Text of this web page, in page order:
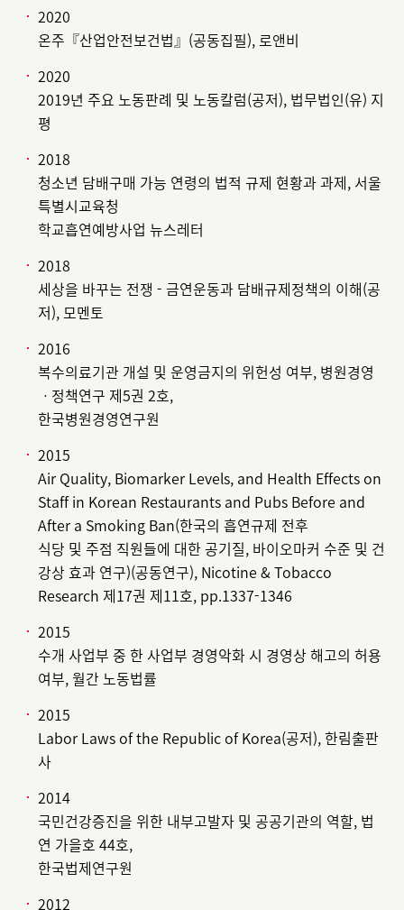
2020
온주『산업안전보건법』(공동집필), 로앤비
2020
2019년 주요 노동판례 및 노동칼럼(공저), 법무법인(유) 지
평
2018
청소년 담배구매 가능 연령의 법적 규제 현황과 과제, 서울
특별시교육청
학교흡연예방사업 뉴스레터
2018
세상을 바꾸는 전쟁 - 금연운동과 담배규제정책의 이해(공
저), 모멘토
2016
복수의료기관 개설 및 운영금지의 위헌성 여부, 병원경영
ㆍ정책연구 제5권 2호,
한국병원경영연구원
2015
Air Quality, Biomarker Levels, and Health Effects on
Staff in Korean Restaurants and Pubs Before and
After a Smoking Ban(한국의 흡연규제 전후
식당 및 주점 직원들에 대한 공기질, 바이오마커 수준 및 건
강상 효과 연구)(공동연구), Nicotine & Tobacco
Research 제17권 제11호, pp.1337-1346
2015
수개 사업부 중 한 사업부 경영악화 시 경영상 해고의 허용
여부, 월간 노동법률
2015
Labor Laws of the Republic of Korea(공저), 한림출판
사
2014
국민건강증진을 위한 내부고발자 및 공공기관의 역할, 법
연 가을호 44호,
한국법제연구원
2012